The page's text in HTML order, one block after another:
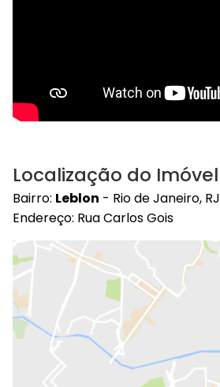
Localização do Imóvel
Bairro: Leblon - Rio de Janeiro, RJ
Endereço: Rua Carlos Gois